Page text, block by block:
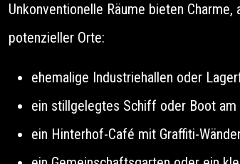
Unkonventionelle Räume bieten
potenzieller Orte:
ehemalige Industriehallen oder
ein stillgelegtes Schiff oder Boot am
ein Hinterhof-Café mit Graffiti-